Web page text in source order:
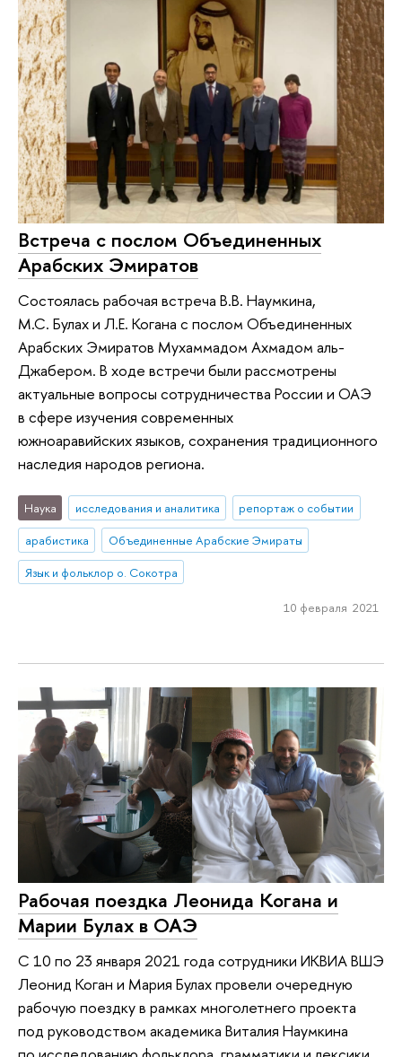
Встреча с послом Объединенных
Арабских Эмиратов
Состоялась рабочая встреча В.В. Наумкина,
М.С. Булах и Л.Е. Когана с послом Объединенных
Арабских Эмиратов Мухаммадом Ахмадом аль-
Джабером. В ходе встречи были рассмотрены
актуальные вопросы сотрудничества России и ОАЭ
в сфере изучения современных
южноаравийских языков, сохранения традиционного
наследия народов региона.
Наука исследования и аналитика
репортаж о событии
арабистика
Объединенные Арабские Эмираты
Язык и фольклор о. Сокотра
10 февраля 2021
Рабочая поездка Леонида Когана и
Марии Булах в ОАЭ
C 10 по 23 января 2021 года сотрудники ИКВИА ВШЭ
Леонид Коган и Мария Булах провели очередную
рабочую поездку в рамках многолетнего проекта
под руководством академика Виталия Наумкина